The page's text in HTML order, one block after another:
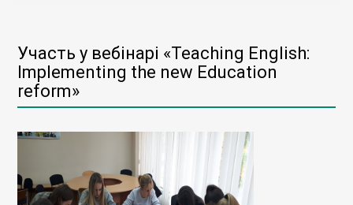
Участь у вебінарі «Teaching English:
Implementing the new Education
reform»